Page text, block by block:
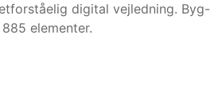
digital vejledning. Byg-
elementer.